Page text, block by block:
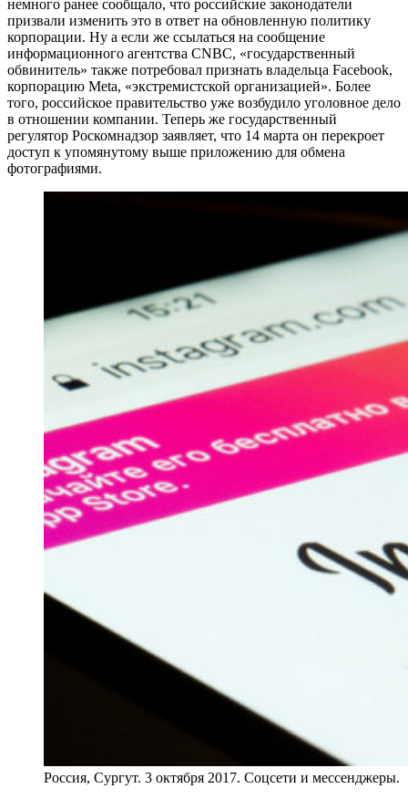
немного ранее сообщало, что российские законодатели
призвали изменить это в ответ на обновленную политику
корпорации. Ну а если же ссылаться на сообщение
информационного агентства CNBC, «государственный
обвинитель» также потребовал признать владельца Facebook,
корпорацию Meta, «экстремистской организацией». Более
того, российское правительство уже возбудило уголовное дело
в отношении компании. Теперь же государственный
регулятор Роскомнадзор заявляет, что 14 марта он перекроет
доступ к упомянутому выше приложению для обмена
фотографиями.
Россия, Сургут. 3 октября 2017. Соцсети и мессенджеры.